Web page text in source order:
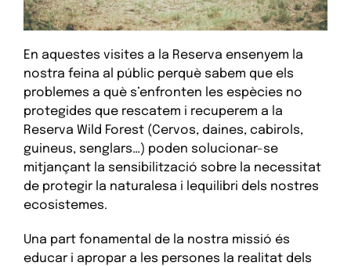
En aquestes visites a la Reserva ensenyem la
nostra feina al públic perquè sabem que els
problemes a què s’enfronten les espècies no
protegides que rescatem i recuperem a la
Reserva Wild Forest (Cervos, daines, cabirols,
guineus, senglars…) poden solucionar-se
mitjançant la sensibilització sobre la necessitat
de protegir la naturalesa i lequilibri dels nostres
ecosistemes.
Una part fonamental de la nostra missió és
educar i apropar a les persones la realitat dels